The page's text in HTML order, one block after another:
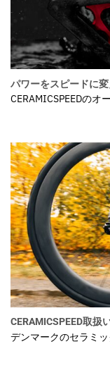
パワーをスピードに変
CERAMICSPEEDのオー
CERAMICSPEED取扱
デンマークのセラミ